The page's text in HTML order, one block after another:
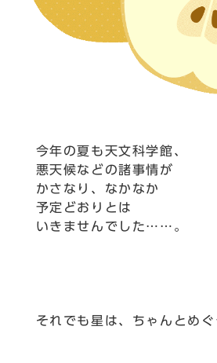
今年の夏も天文科学館、
悪天候などの諸事情が
かさなり、なかなか
予定どおりとは
いきませんでした……。
それでも星は、ちゃんとめ